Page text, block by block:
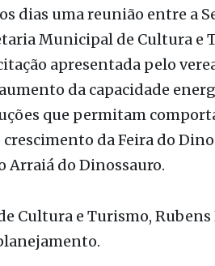
de Cultura e
dias uma reunião entre a
Municipal de Cultura e
apresentada pelo
da capacidade
que permitam
Arraiá do Dinossauro.